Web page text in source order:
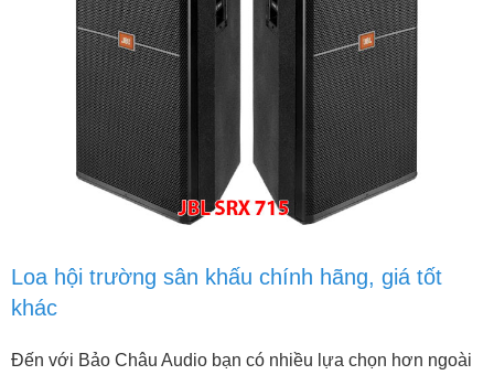
Loa hội trường sân khấu chính hãng, giá tốt
khác
Đến với Bảo Châu Audio bạn có nhiều lựa chọn hơn ngoài